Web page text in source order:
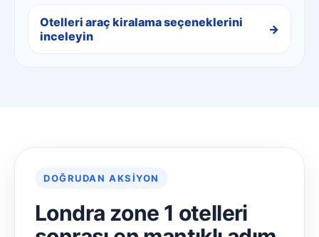
Otelleri araç kiralama seçeneklerini
inceleyin
DOĞRUDAN AKSIYON
Londra zone 1 otelleri